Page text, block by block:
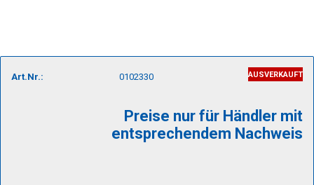
AUSVERKAUFT
Art.Nr.: 0102330
Preise nur für Händler mit
entsprechendem Nachweis